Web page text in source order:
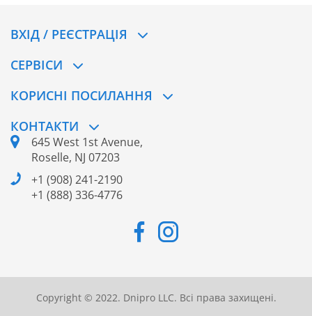
ВХІД / РЕЄСТРАЦІЯ
CЕРВІСИ
КОРИСНІ ПОСИЛАННЯ
КОНТАКТИ
645 West 1st Avenue,
Roselle, NJ 07203
+1 (908) 241-2190
+1 (888) 336-4776
Copyright © 2022. Dnipro LLC. Всі права захищені.